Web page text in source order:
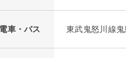
電車・バス 東武鬼怒川線